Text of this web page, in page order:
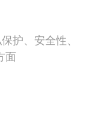
护、安全性、
面